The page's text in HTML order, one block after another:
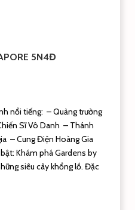
5N4Đ
nổi tiếng: – Quảng trường
Sĩ Vô Danh – Thánh
– Cung Điện Hoàng Gia
Khám phá Gardens by
siêu cây khổng lồ. Đặc